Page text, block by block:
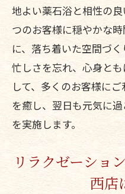
地よい薬石浴と相性の
つのお客様に穏やかな
に、落ち着いた空間づ
忙しさを忘れ、心身と
して、多くのお客様に
を癒し、翌日も元気に
を実施します。
リラクゼーショ
西店